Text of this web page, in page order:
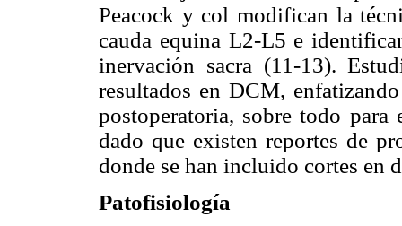
Peacock y col modifican la
cauda equina L2-L5 e
inervación sacra (11-13).
resultados en DCM,
postoperatoria, sobre todo
dado que existen reportes de
donde se han incluido cortes en
Patofisiología